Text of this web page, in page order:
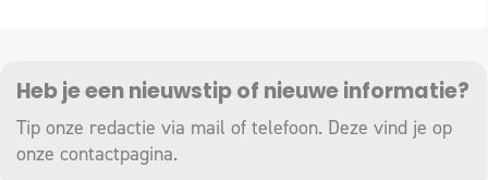
Heb je een nieuwstip of nieuwe informatie?
Tip onze redactie via mail of telefoon. Deze vind je op
onze contactpagina.